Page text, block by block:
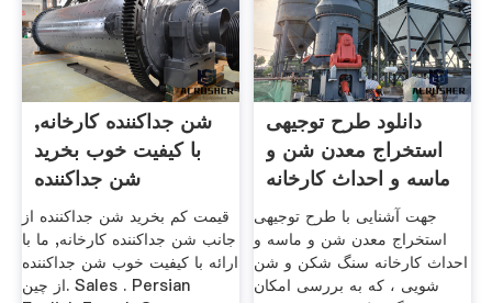
شن جداکننده کارخانه,
با کیفیت خوب بخرید
شن جداکننده
قیمت کم بخرید شن جداکننده از
جانب شن جداکننده کارخانه, ما با
ارائه با کیفیت خوب شن جداکننده
از چین. Sales . Persian
دانلود طرح توجیهی
استخراج معدن شن و
ماسه و احداث کارخانه
جهت آشنایی با طرح توجیهی
استخراج معدن شن و ماسه و
احداث کارخانه سنگ شکن و شن
شویی ، که به بررسی امکان